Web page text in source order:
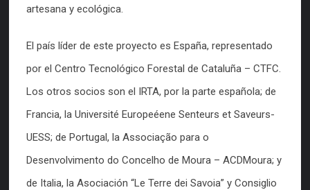
artesana y ecológica.
El país líder de este proyecto es España, representado
por el Centro Tecnológico Forestal de Cataluña – CTFC.
Los otros socios son el IRTA, por la parte española; de
Francia, la Université Europeéene Senteurs et Saveurs-
UESS; de Portugal, la Associação para o
Desenvolvimento do Concelho de Moura – ACDMoura; y
de Italia, la Asociación “Le Terre dei Savoia” y Consiglio